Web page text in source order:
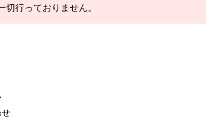
行っておりません。
せ